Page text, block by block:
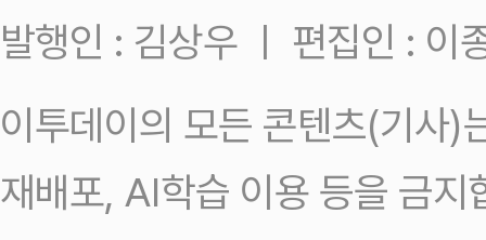
발행인 : 김상우 ㅣ 편집인 : 이
이투데이의 모든 콘텐츠(기사)
재배포, AI학습 이용 등을 금지